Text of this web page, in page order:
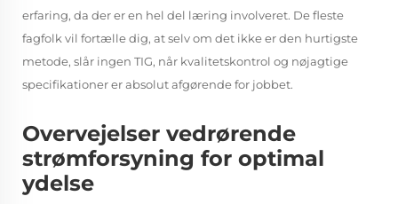
erfaring, da der er en hel del læring involveret. De fleste
fagfolk vil fortælle dig, at selv om det ikke er den hurtigste
metode, slår ingen TIG, når kvalitetskontrol og nøjagtige
specifikationer er absolut afgørende for jobbet.
Overvejelser vedrørende
strømforsyning for optimal
ydelse